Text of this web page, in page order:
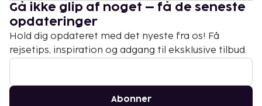
Gå ikke glip af noget – få de seneste
opdateringer
Hold dig opdateret med det nyeste fra os! Få
rejsetips, inspiration og adgang til eksklusive tilbud.
Abonner